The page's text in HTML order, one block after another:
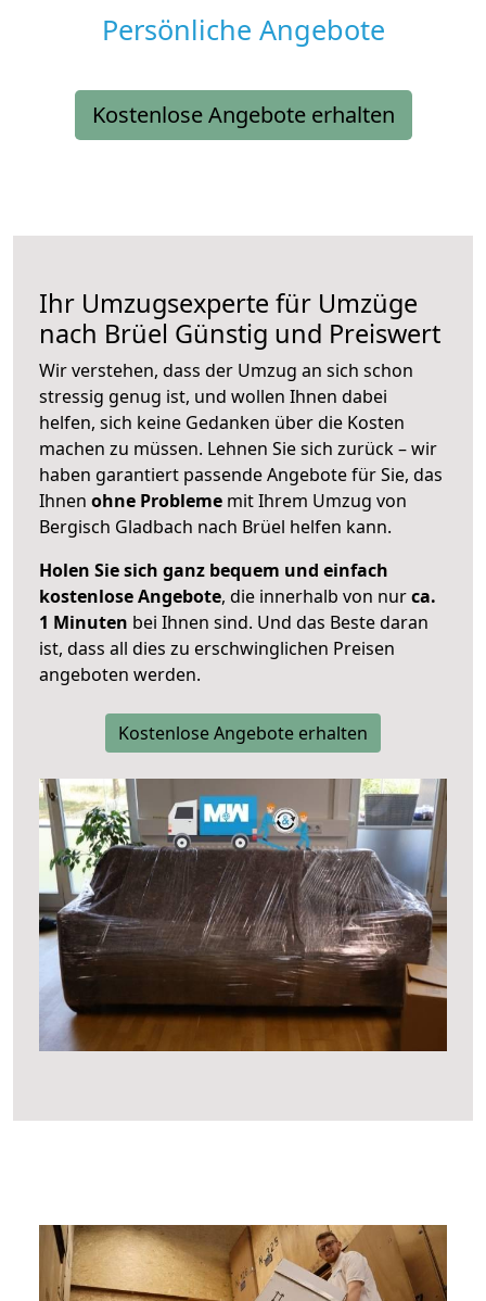
Persönliche Angebote
Kostenlose Angebote erhalten
Ihr Umzugsexperte für Umzüge
nach Brüel Günstig und Preiswert
Wir verstehen, dass der Umzug an sich schon
stressig genug ist, und wollen Ihnen dabei
helfen, sich keine Gedanken über die Kosten
machen zu müssen. Lehnen Sie sich zurück – wir
haben garantiert passende Angebote für Sie, das
Ihnen ohne Probleme mit Ihrem Umzug von
Bergisch Gladbach nach Brüel helfen kann.
Holen Sie sich ganz bequem und einfach
kostenlose Angebote, die innerhalb von nurca.
1 Minuten bei Ihnen sind. Und das Beste daran
ist, dass all dies zu erschwinglichen Preisen
angeboten werden.
Kostenlose Angebote erhalten